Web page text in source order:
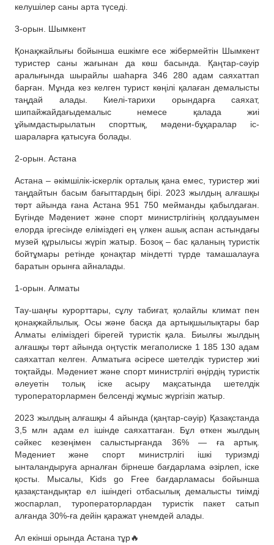
келушілер саны арта түседі.
3-орын. Шымкент
Қонақжайлығы бойынша ешкімге есе жібермейтін Шымкент
туристер саны жағынан да көш басында. Қаңтар-сәуір
аралығында шырайлы шаһарға 346 280 адам саяхаттап
барған. Мұнда кез келген турист көңілі қалаған демалысты
таңдай алады. Киелі-тарихи орындарға саяхат,
шипайжайдағыдемалыс немесе қалада жиі
ұйымдастырылатын спорттық, мәдени-бұқаралар іс-
шараларға қатысуға болады.
2-орын. Астана
Астана – әкімшілік-іскерлік орталық қана емес, туристер жиі
таңдайтын басым бағыттардың бірі. 2023 жылдың алғашқы
төрт айында ғана Астана 951 750 мейманды қабылдаған.
Бүгінде Мәдениет және спорт министрлігінің қолдауымен
елорда іргесінде еліміздегі ең үлкен ашық аспан астындағы
музей құрылысы жүріп жатыр. Бозоқ – бас қаланың туристік
бойтұмары ретінде қонақтар міндетті түрде тамашалауға
баратын орынға айналады.
1-орын. Алматы
Тау-шаңғы курорттары, сұлу табиғат, қолайлы климат пен
қонақжайлылық. Осы және басқа да артықшылықтары бар
Алматы еліміздегі бірегей туристік қала. Биылғы жылдың
алғашқы төрт айында оңтүстік мегаполиске 1 185 130 адам
саяхаттап келген. Алматыға әсіресе шетелдік туристер жиі
тоқтайды. Мәдениет және спорт министрлігі өңірдің туристік
әлеуетін толық іске асыру мақсатында шетелдік
туроператорлармен белсенді жұмыс жүргізіп жатыр.
2023 жылдың алғашқы 4 айында (қаңтар-сәуір) Қазақстанда
3,5 млн адам ел ішінде саяхаттаған. Бұл өткен жылдың
сәйкес кезеңімен салыстырғанда 36% — ға артық.
Мәдениет және спорт министрлігі ішкі туризмді
ынталандыруға арналған бірнеше бағдарлама әзірлеп, іске
қосты. Мысалы, Kids go Free бағдарламасы бойынша
қазақстандықтар ел ішіндегі отбасылық демалысты тиімді
жоспарлап, туроператорлардан туристік пакет сатып
алғанда 30%-ға дейін қаражат үнемдей алады.
Ал екінші орында Астана тұр🔥